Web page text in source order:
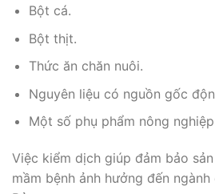
Bột cá.
Bột thịt.
Thức ăn chăn nuôi.
Nguyên liệu có nguồn gốc
Một số phụ phẩm nông
Việc kiểm dịch giúp đảm bảo
mầm bệnh ảnh hưởng đến